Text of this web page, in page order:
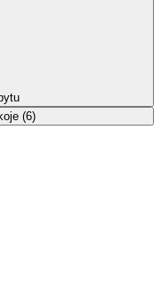
(6)